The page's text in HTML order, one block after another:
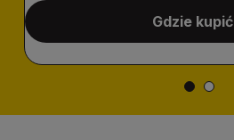
Gdzie kupić